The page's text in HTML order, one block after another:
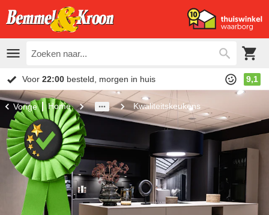
Voor 22:00 besteld, morgen in huis 9,1
Vorige Home Kwaliteitskeukens